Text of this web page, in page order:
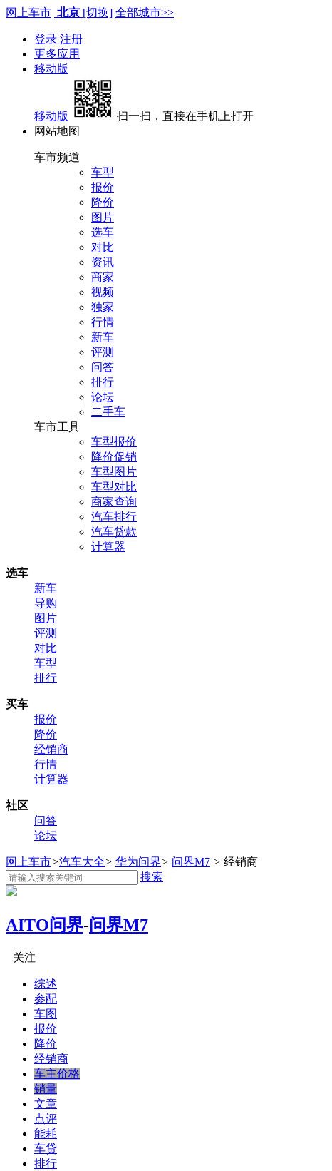
网上车市 北京 [切换] 全部城市>>
登录 注册
更多应用
移动版
移动版
扫一扫，直接在手机上打开
网站地图
车市频道
车型
报价
降价
图片
选车
对比
资讯
商家
视频
独家
行情
新车
评测
问答
排行
论坛
二手车
车市工具
车型报价
降价促销
车型图片
车型对比
商家查询
汽车排行
汽车贷款
计算器
选车
新车
导购
图片
评测
对比
车型
排行
买车
报价
降价
经销商
行情
计算器
社区
问答
论坛
网上车市>汽车大全> 华为问界> 问界M7 > 经销商
搜索
AITO问界-问界M7
关注
综述
参配
车图
报价
降价
经销商
车主价格
销量
文章
点评
能耗
车贷
排行